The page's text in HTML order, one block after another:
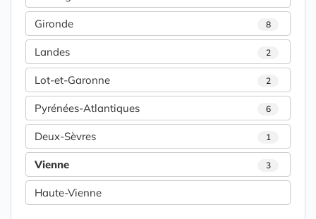
Gironde 8
Landes 2
Lot-et-Garonne 2
Pyrénées-Atlantiques 6
Deux-Sèvres 1
Vienne 3
Haute-Vienne